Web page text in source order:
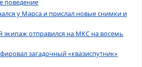
поведение
у Марса и прислал новые снимки и
экипаж отправился на МКС на восемь
загадочный «квазиспутник»